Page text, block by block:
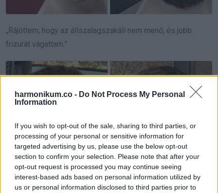
harmonikum.co - Do Not Process My Personal
Information
If you wish to opt-out of the sale, sharing to third parties, or
processing of your personal or sensitive information for
targeted advertising by us, please use the below opt-out
section to confirm your selection. Please note that after your
opt-out request is processed you may continue seeing
interest-based ads based on personal information utilized by
us or personal information disclosed to third parties prior to
„Rájöttem, hogy az állszalagszakáll nem menő, és jobb
frizurát vágattam.”